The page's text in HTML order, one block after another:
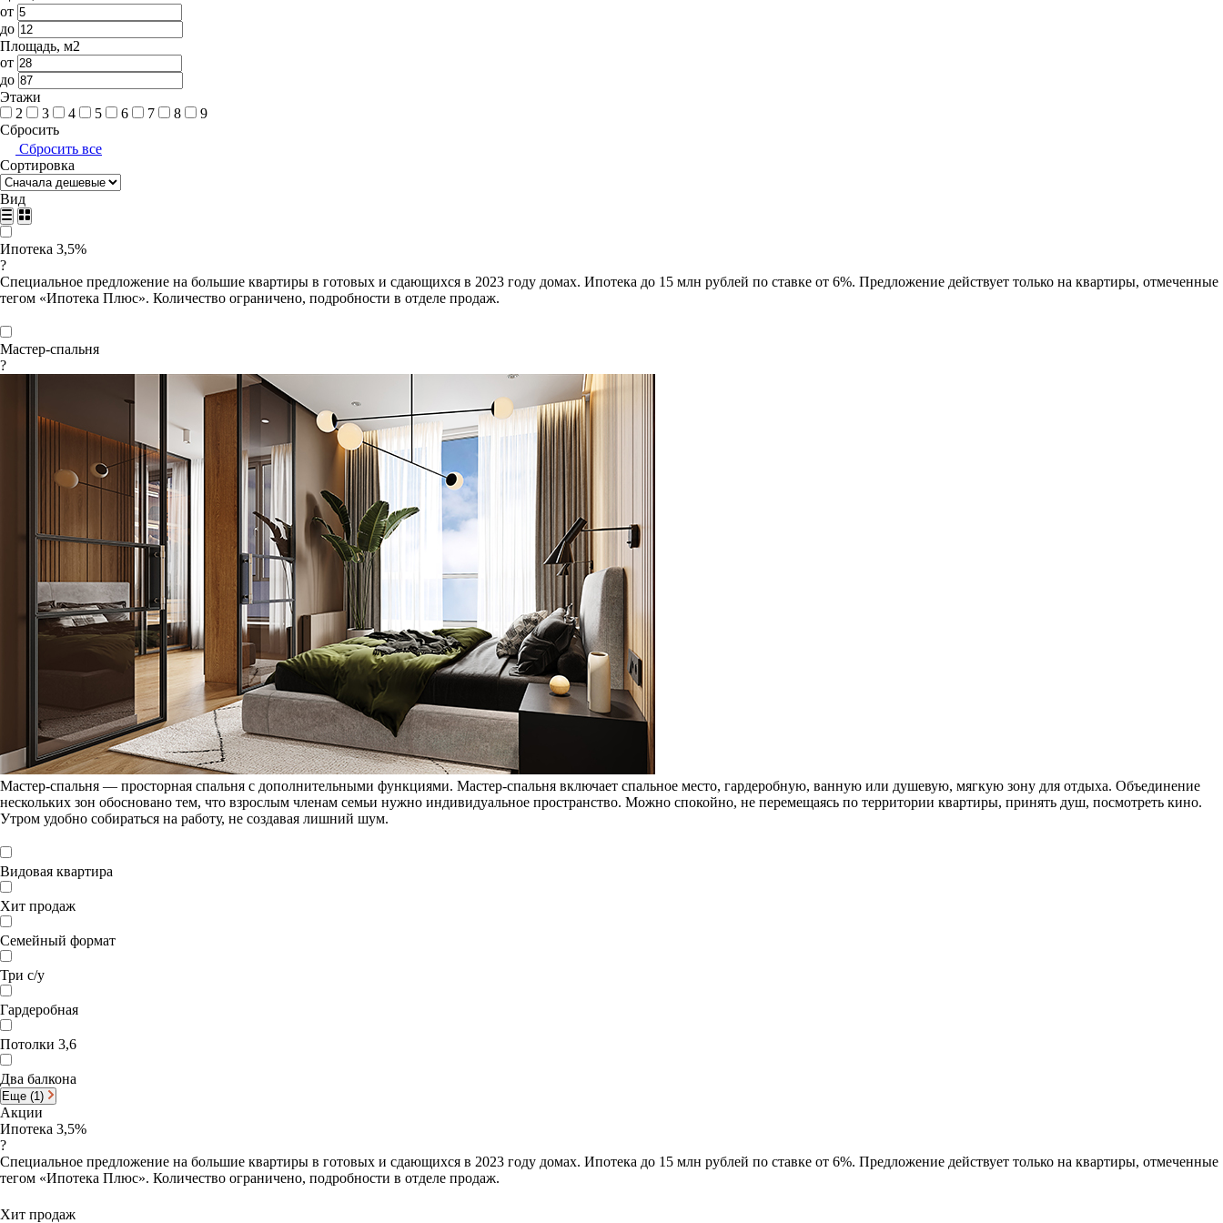
от
до
Площадь, м2
от
до
Этажи
2
3 4 5 6 7 8
9
Сбросить
Сбросить все
Сортировка
Вид
Ипотека 3,5%
?
Специальное предложение на большие квартиры в готовых и сдающихся в 2023 году домах. Ипотека до 15 млн рублей по ставке от 6%. Предложение действует только на квартиры, отмеченные
тегом «Ипотека Плюс». Количество ограничено, подробности в отделе продаж.
Мастер-спальня
?
Мастер-спальня — просторная спальня с дополнительными функциями. Мастер-спальня включает спальное место, гардеробную, ванную или душевую, мягкую зону для отдыха. Объединение
нескольких зон обосновано тем, что взрослым членам семьи нужно индивидуальное пространство. Можно спокойно, не перемещаясь по территории квартиры, принять душ, посмотреть кино.
Утром удобно собираться на работу, не создавая лишний шум.
Видовая квартира
Хит продаж
Семейный формат
Три с/у
Гардеробная
Потолки 3,6
Два балкона
Еще (1)
Акции
Ипотека 3,5%
?
Специальное предложение на большие квартиры в готовых и сдающихся в 2023 году домах. Ипотека до 15 млн рублей по ставке от 6%. Предложение действует только на квартиры, отмеченные
тегом «Ипотека Плюс». Количество ограничено, подробности в отделе продаж.
Хит продаж